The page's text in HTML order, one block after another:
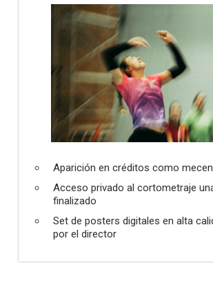
Aparición en créditos como
Acceso privado al cortometraje
finalizado
Set de posters digitales en alta
por el director